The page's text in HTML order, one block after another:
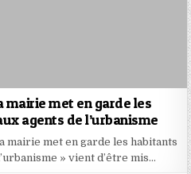
met en garde les
agents de l’urbanisme
mairie met en garde les habitants
» vient d’être mis…